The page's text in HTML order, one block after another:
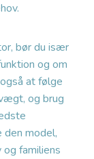
bør du især
og om
at følge
og brug
model,
familiens